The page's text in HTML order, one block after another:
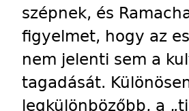
szépnek, és
figyelmet, hogy az
nem jelenti sem a
tagadását.
legkülönbözőbb, a